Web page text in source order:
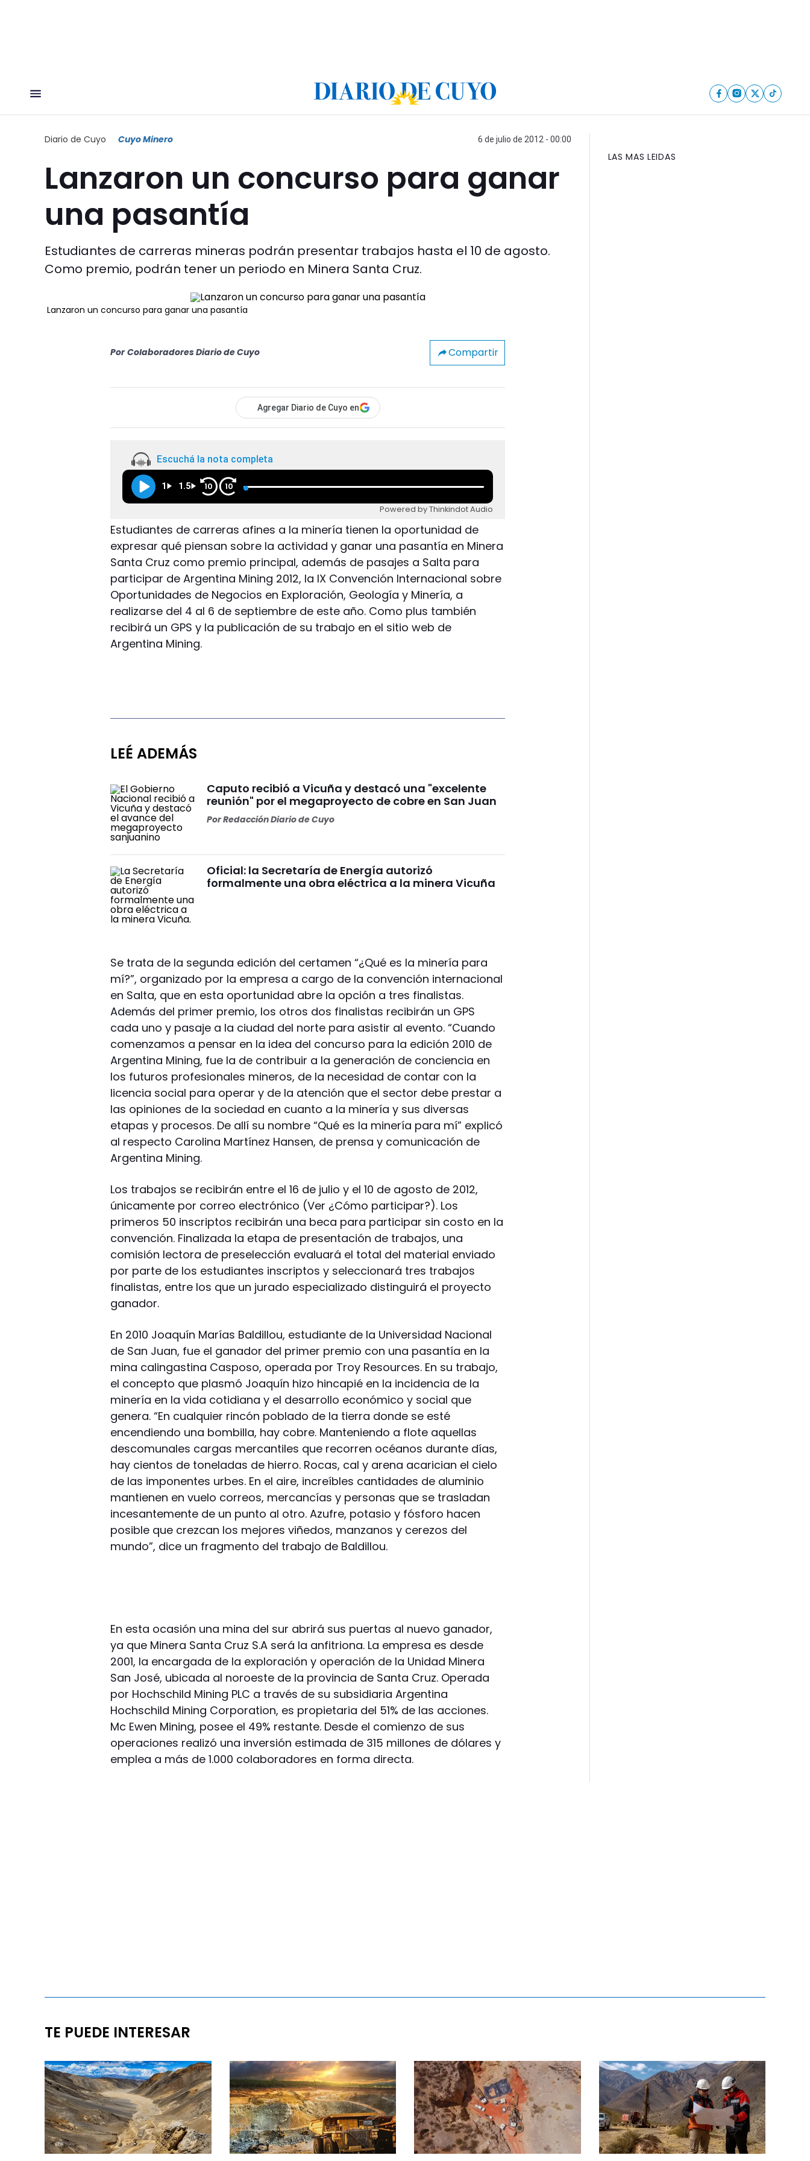
Diario de Cuyo Cuyo Minero 6 de julio de 2012 - 00:00
Lanzaron un concurso para ganar
una pasantía
Estudiantes de carreras mineras podrán presentar trabajos hasta el 10 de agosto.
Como premio, podrán tener un periodo en Minera Santa Cruz.
Lanzaron un concurso para ganar una pasantía
Por Colaboradores Diario de Cuyo Compartir
Agregar Diario de Cuyo en
Escuchá la nota completa
1 1.5 10 10
Powered by Thinkindot Audio
Estudiantes de carreras afines a la minería tienen la oportunidad de
expresar qué piensan sobre la actividad y ganar una pasantía en Minera
Santa Cruz como premio principal, además de pasajes a Salta para
participar de Argentina Mining 2012, la IX Convención Internacional sobre
Oportunidades de Negocios en Exploración, Geología y Minería, a
realizarse del 4 al 6 de septiembre de este año. Como plus también
recibirá un GPS y la publicación de su trabajo en el sitio web de
Argentina Mining.
LEÉ ADEMÁS
Caputo recibió a Vicuña y destacó una "excelente
reunión" por el megaproyecto de cobre en San Juan
PorRedacción Diario de Cuyo
Oficial: la Secretaría de Energía autorizó
formalmente una obra eléctrica a la minera Vicuña
Se trata de la segunda edición del certamen “¿Qué es la minería para
mí?”, organizado por la empresa a cargo de la convención internacional
en Salta, que en esta oportunidad abre la opción a tres finalistas.
Además del primer premio, los otros dos finalistas recibirán un GPS
cada uno y pasaje a la ciudad del norte para asistir al evento. “Cuando
comenzamos a pensar en la idea del concurso para la edición 2010 de
Argentina Mining, fue la de contribuir a la generación de conciencia en
los futuros profesionales mineros, de la necesidad de contar con la
licencia social para operar y de la atención que el sector debe prestar a
las opiniones de la sociedad en cuanto a la minería y sus diversas
etapas y procesos. De allí su nombre “Qué es la minería para mí” explicó
al respecto Carolina Martínez Hansen, de prensa y comunicación de
Argentina Mining.
Los trabajos se recibirán entre el 16 de julio y el 10 de agosto de 2012,
únicamente por correo electrónico (Ver ¿Cómo participar?). Los
primeros 50 inscriptos recibirán una beca para participar sin costo en la
convención. Finalizada la etapa de presentación de trabajos, una
comisión lectora de preselección evaluará el total del material enviado
por parte de los estudiantes inscriptos y seleccionará tres trabajos
finalistas, entre los que un jurado especializado distinguirá el proyecto
ganador.
En 2010 Joaquín Marías Baldillou, estudiante de la Universidad Nacional
de San Juan, fue el ganador del primer premio con una pasantía en la
mina calingastina Casposo, operada por Troy Resources. En su trabajo,
el concepto que plasmó Joaquín hizo hincapié en la incidencia de la
minería en la vida cotidiana y el desarrollo económico y social que
genera. “En cualquier rincón poblado de la tierra donde se esté
encendiendo una bombilla, hay cobre. Manteniendo a flote aquellas
descomunales cargas mercantiles que recorren océanos durante días,
hay cientos de toneladas de hierro. Rocas, cal y arena acarician el cielo
de las imponentes urbes. En el aire, increíbles cantidades de aluminio
mantienen en vuelo correos, mercancías y personas que se trasladan
incesantemente de un punto al otro. Azufre, potasio y fósforo hacen
posible que crezcan los mejores viñedos, manzanos y cerezos del
mundo”, dice un fragmento del trabajo de Baldillou.
En esta ocasión una mina del sur abrirá sus puertas al nuevo ganador,
ya que Minera Santa Cruz S.A será la anfitriona. La empresa es desde
2001, la encargada de la exploración y operación de la Unidad Minera
San José, ubicada al noroeste de la provincia de Santa Cruz. Operada
por Hochschild Mining PLC a través de su subsidiaria Argentina
Hochschild Mining Corporation, es propietaria del 51% de las acciones.
Mc Ewen Mining, posee el 49% restante. Desde el comienzo de sus
operaciones realizó una inversión estimada de 315 millones de dólares y
emplea a más de 1.000 colaboradores en forma directa.
LAS MAS LEIDAS
TE PUEDE INTERESAR